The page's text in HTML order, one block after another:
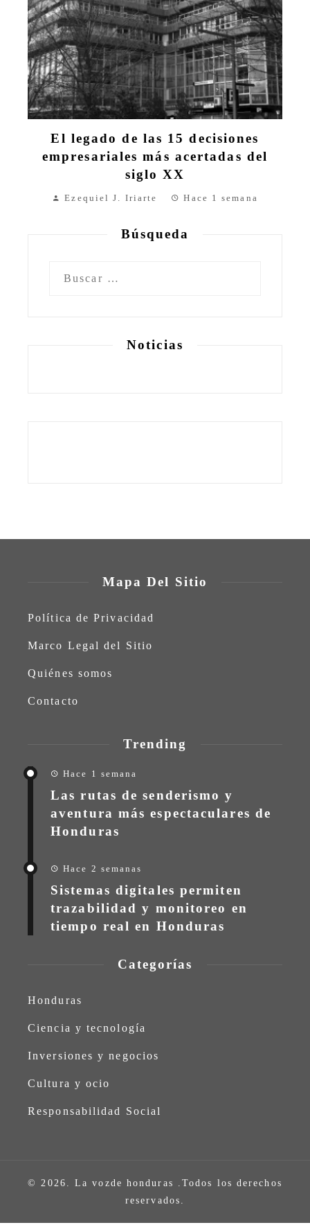
El legado de las 15 decisiones
empresariales más acertadas del
siglo XX
Ezequiel J. Iriarte Hace 1 semana
Búsqueda
Noticias
Mapa Del Sitio
Política de Privacidad
Marco Legal del Sitio
Quiénes somos
Contacto
Trending
Hace 1 semana
Las rutas de senderismo y
aventura más espectaculares de
Honduras
Hace 2 semanas
Sistemas digitales permiten
trazabilidad y monitoreo en
tiempo real en Honduras
Categorías
Honduras
Ciencia y tecnología
Inversiones y negocios
Cultura y ocio
Responsabilidad Social
© 2026. La vozde honduras .Todos los derechos
reservados.